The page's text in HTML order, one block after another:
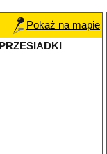
Pokaż na mapie
PRZESIADKI